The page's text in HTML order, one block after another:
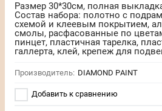
Размер 30*30см, полная
Состав набора: полотно с
схемой и клеевым покрытием,
смолы, расфасованные по
пинцет, пластичная тарелка,
галлерта, клей, крепеж для
Производитель: DIAMOND PAINT
Добавить к сравнению